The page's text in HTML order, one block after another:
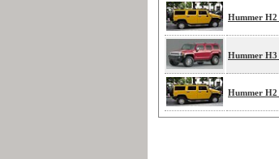
Hummer H2
Hummer H3
Hummer H2